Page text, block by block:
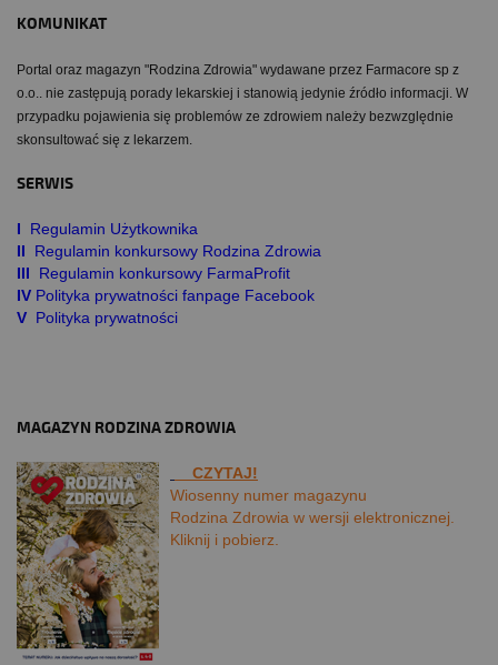
KOMUNIKAT
Portal oraz magazyn "Rodzina Zdrowia" wydawane przez Farmacore sp z
o.o.. nie zastępują porady lekarskiej i stanowią jedynie źródło informacji. W
przypadku pojawienia się problemów ze zdrowiem należy bezwzględnie
skonsultować się z lekarzem.
SERWIS
I Regulamin Użytkownika
II
Regulamin konkursowy Rodzina Zdrowia
III
Regulamin konkursowy FarmaProfit
IV Polityka prywatności fanpage Facebook
V Polityka prywatności
MAGAZYN RODZINA ZDROWIA
CZYTAJ!
Wiosenny numer magazynu
Rodzina Zdrowia w wersji elektronicznej.
Kliknij i pobierz.